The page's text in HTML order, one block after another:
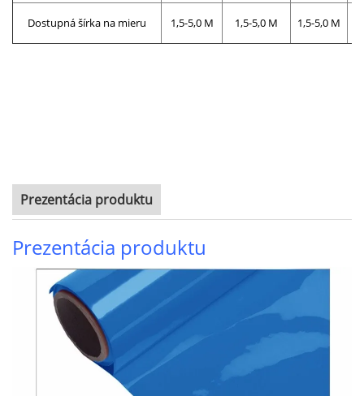
Dostupná šírka na mieru 1,5-5,0 M 1,5-5,0 M 1,5-5,0 M
Prezentácia produktu
Prezentácia produktu